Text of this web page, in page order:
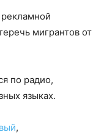
мигрантов от
по радио,
языках.
,